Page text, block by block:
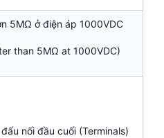
5MΩ ở điện áp 1000VDC
than 5MΩ at 1000VDC)
nối đầu cuối (Terminals)